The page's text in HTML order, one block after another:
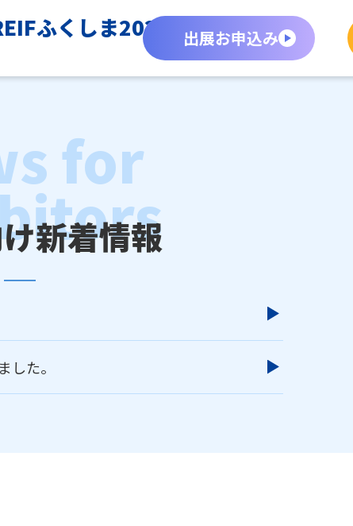
ふくしま2026）出展お申込み
新着情報
した。